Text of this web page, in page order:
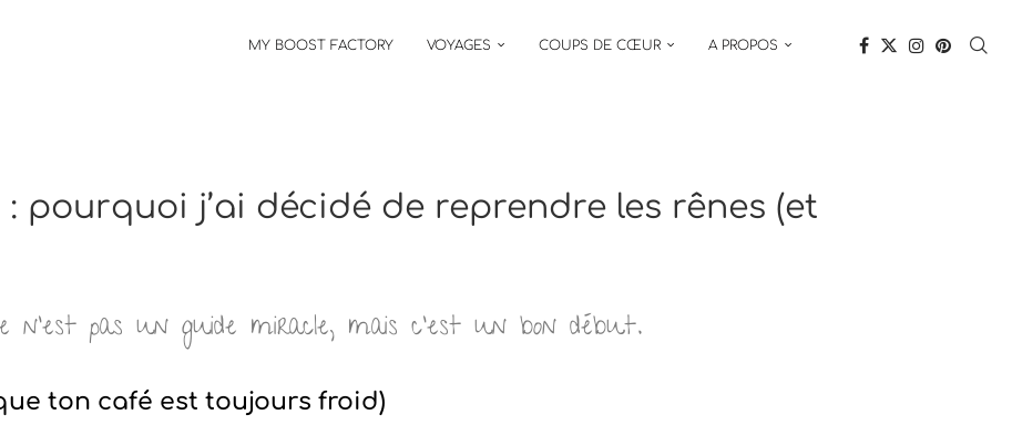
MY BOOST FACTORY VOYAGES COUPS DE CŒUR A PROPOS
pourquoi j’ai décidé de reprendre les rênes (et
n’est pas un guide miracle, mais c’est un bon début.
ton café est toujours froid)